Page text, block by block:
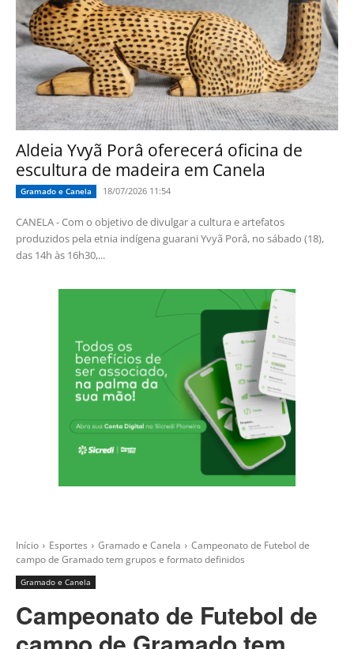
Aldeia Yvyã Porâ oferecerá oficina de
escultura de madeira em Canela
Gramado e Canela 18/07/2026 11:54
CANELA - Com o objetivo de divulgar a cultura e artefatos
produzidos pela etnia indígena guarani Yvyã Porâ, no sábado (18),
das 14h às 16h30,...